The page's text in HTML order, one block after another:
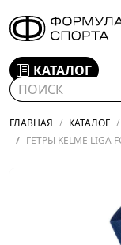
КАТАЛОГ
ГЛАВНАЯ КАТАЛОГ
ГЕТРЫ KELME LIGA